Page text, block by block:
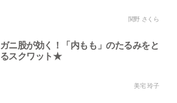
関野 さくら
ガニ股が効く！「内もも」のたるみをと
るスクワット★
美宅 玲子